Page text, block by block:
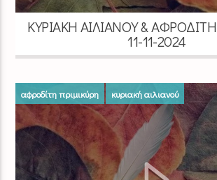
ΚΥΡΙΑΚΉ ΑΙΛΙΑΝΟΎ &
11-11-2024
αφροδίτη πριμικύρη κυριακή αιλιανού